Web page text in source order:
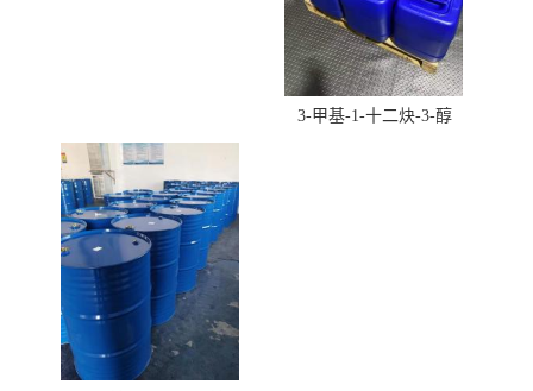
3-甲基-1-十二炔-3-醇